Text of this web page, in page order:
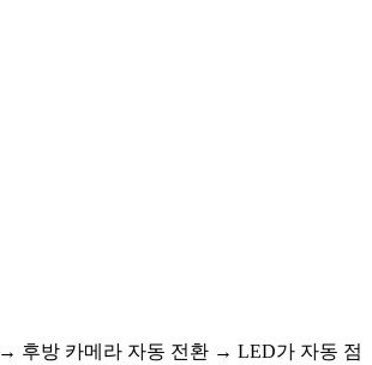
→ 후방 카메라 자동 전환 → LED가 자동 점